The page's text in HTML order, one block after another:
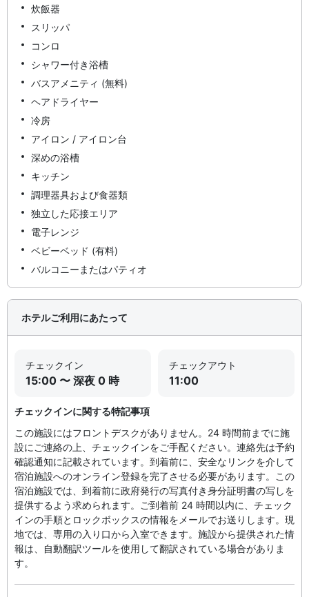
炊飯器
スリッパ
コンロ
シャワー付き浴槽
バスアメニティ (無料)
ヘアドライヤー
冷房
アイロン / アイロン台
深めの浴槽
キッチン
調理器具および食器類
独立した応接エリア
電子レンジ
ベビーベッド (有料)
バルコニーまたはパティオ
ホテルご利用にあたって
チェックイン
15:00 〜 深夜 0 時
チェックアウト
11:00
チェックインに関する特記事項
この施設にはフロントデスクがありません。24 時間前までに施
設にご連絡の上、チェックインをご手配ください。連絡先は予約
確認通知に記載されています。到着前に、安全なリンクを介して
宿泊施設へのオンライン登録を完了させる必要があります。この
宿泊施設では、到着前に政府発行の写真付き身分証明書の写しを
提供するよう求められます。ご到着前 24 時間以内に、チェック
インの手順とロックボックスの情報をメールでお送りします。現
地では、専用の入り口から入室できます。施設から提供された情
報は、自動翻訳ツールを使用して翻訳されている場合がありま
す。